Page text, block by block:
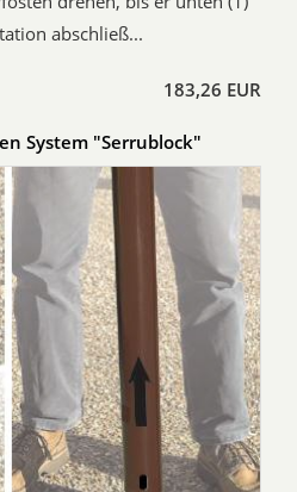
abschließ...
183,26 EUR
System "Serrublock"